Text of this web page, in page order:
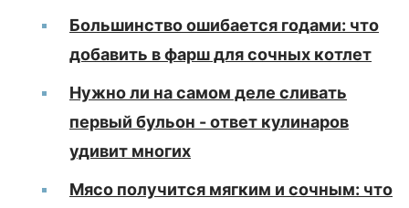
Большинство ошибается годами: что
добавить в фарш для сочных котлет
Нужно ли на самом деле сливать
первый бульон - ответ кулинаров
удивит многих
Мясо получится мягким и сочным: что